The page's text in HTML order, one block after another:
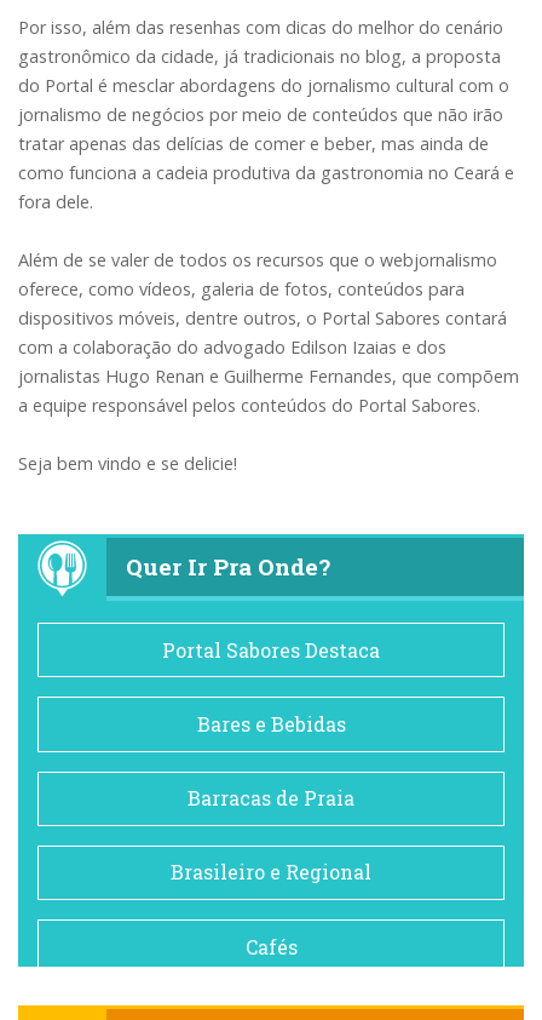
Por isso, além das resenhas com dicas do melhor do cenário
gastronômico da cidade, já tradicionais no blog, a proposta
do Portal é mesclar abordagens do jornalismo cultural com o
jornalismo de negócios por meio de conteúdos que não irão
tratar apenas das delícias de comer e beber, mas ainda de
como funciona a cadeia produtiva da gastronomia no Ceará e
fora dele.
Além de se valer de todos os recursos que o webjornalismo
oferece, como vídeos, galeria de fotos, conteúdos para
dispositivos móveis, dentre outros, o Portal Sabores contará
com a colaboração do advogado Edilson Izaias e dos
jornalistas Hugo Renan e Guilherme Fernandes, que compõem
a equipe responsável pelos conteúdos do Portal Sabores.
Seja bem vindo e se delicie!
Quer Ir Pra Onde?
Portal Sabores Destaca
Bares e Bebidas
Barracas de Praia
Brasileiro e Regional
Cafés